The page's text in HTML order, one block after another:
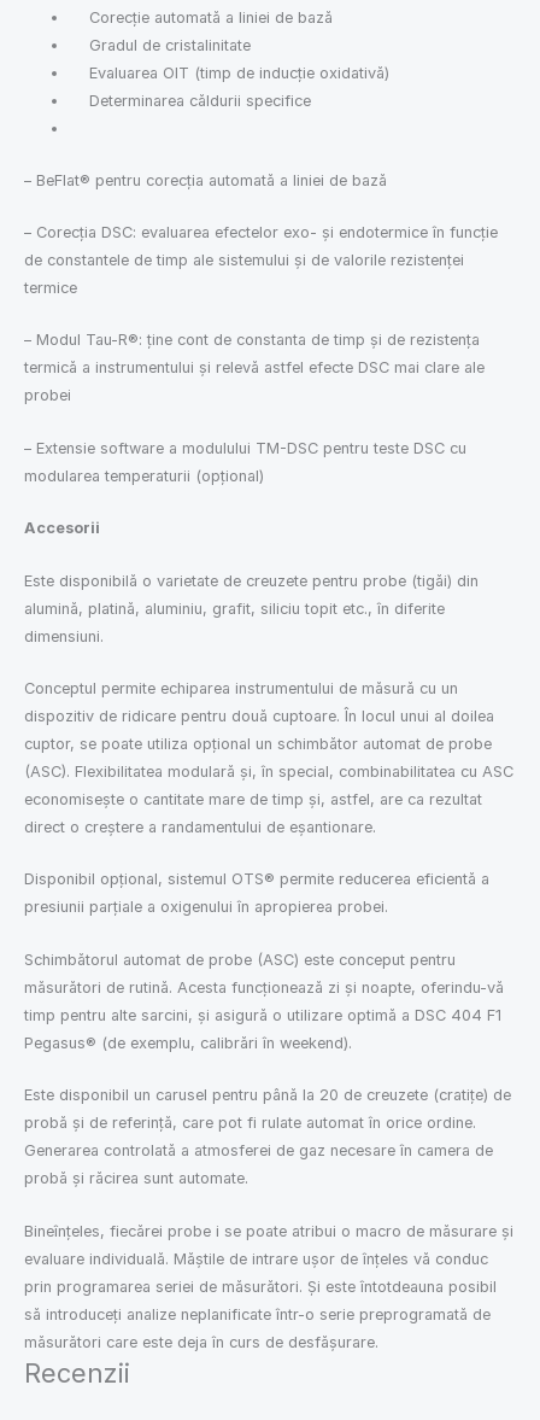
Corecție automată a liniei de bază
Gradul de cristalinitate
Evaluarea OIT (timp de inducție oxidativă)
Determinarea căldurii specifice
– BeFlat® pentru corecția automată a liniei de bază
– Corecția DSC: evaluarea efectelor exo- și endotermice în funcție
de constantele de timp ale sistemului și de valorile rezistenței
termice
– Modul Tau-R®: ține cont de constanta de timp și de rezistența
termică a instrumentului și relevă astfel efecte DSC mai clare ale
probei
– Extensie software a modulului TM-DSC pentru teste DSC cu
modularea temperaturii (opțional)
Accesorii
Este disponibilă o varietate de creuzete pentru probe (tigăi) din
alumină, platină, aluminiu, grafit, siliciu topit etc., în diferite
dimensiuni.
Conceptul permite echiparea instrumentului de măsură cu un
dispozitiv de ridicare pentru două cuptoare. În locul unui al doilea
cuptor, se poate utiliza opțional un schimbător automat de probe
(ASC). Flexibilitatea modulară și, în special, combinabilitatea cu ASC
economisește o cantitate mare de timp și, astfel, are ca rezultat
direct o creștere a randamentului de eșantionare.
Disponibil opțional, sistemul OTS® permite reducerea eficientă a
presiunii parțiale a oxigenului în apropierea probei.
Schimbătorul automat de probe (ASC) este conceput pentru
măsurători de rutină. Acesta funcționează zi și noapte, oferindu-vă
timp pentru alte sarcini, și asigură o utilizare optimă a DSC 404 F1
Pegasus® (de exemplu, calibrări în weekend).
Este disponibil un carusel pentru până la 20 de creuzete (cratițe) de
probă și de referință, care pot fi rulate automat în orice ordine.
Generarea controlată a atmosferei de gaz necesare în camera de
probă și răcirea sunt automate.
Bineînțeles, fiecărei probe i se poate atribui o macro de măsurare și
evaluare individuală. Măștile de intrare ușor de înțeles vă conduc
prin programarea seriei de măsurători. Și este întotdeauna posibil
să introduceți analize neplanificate într-o serie preprogramată de
măsurători care este deja în curs de desfășurare.
Recenzii